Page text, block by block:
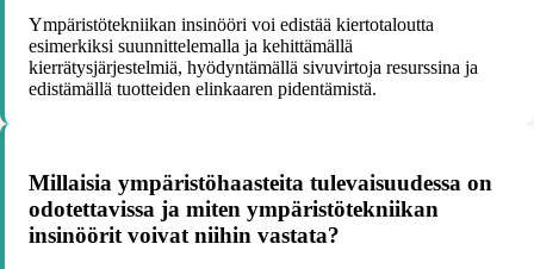
Ympäristötekniikan insinööri voi edistää kiertotaloutta
esimerkiksi suunnittelemalla ja kehittämällä
kierrätysjärjestelmiä, hyödyntämällä sivuvirtoja resurssina ja
edistämällä tuotteiden elinkaaren pidentämistä.
Millaisia ympäristöhaasteita tulevaisuudessa on
odotettavissa ja miten ympäristötekniikan
insinöörit voivat niihin vastata?